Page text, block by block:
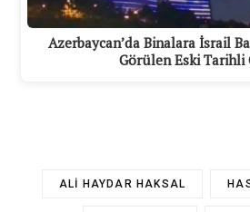
Azerbaycan’da Binalara İsrail
Görülen Eski Tarihli
ALI HAYDAR HAKSAL